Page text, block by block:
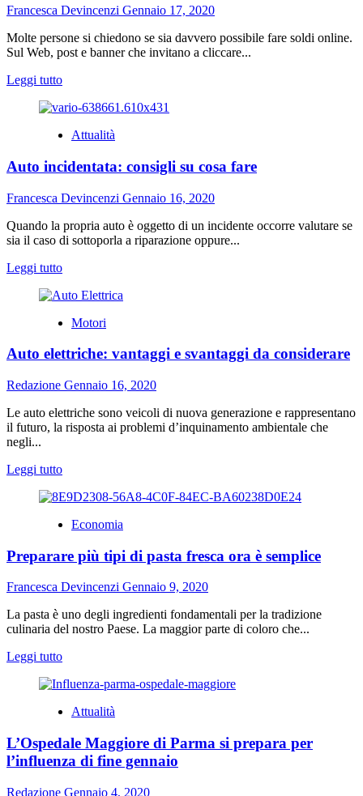
per
cucina
nuova
Francesca Devincenzi Gennaio 17, 2020
Molte persone si chiedono se sia davvero possibile fare soldi online.
Sul Web, post e banner che invitano a cliccare...
Leggi tuttoLeggi
più
Modi
guadagnare
sul
2.0.
Attualità
Auto incidentata: consigli su cosa fare
Francesca Devincenzi Gennaio 16, 2020
Quando la propria auto è oggetto di un incidente occorre valutare se
sia il caso di sottoporla a riparazione oppure...
Leggi tuttoLeggi
più
Auto
consigli
cosa
Motori
Auto elettriche: vantaggi e svantaggi da considerare
Redazione Gennaio 16, 2020
Le auto elettriche sono veicoli di nuova generazione e rappresentano
il futuro, la risposta ai problemi d’inquinamento ambientale che
negli...
Leggi tuttoLeggi
più
Auto
vantaggi
svantaggi
considerare
Economia
Preparare più tipi di pasta fresca ora è semplice
Francesca Devincenzi Gennaio 9, 2020
La pasta è uno degli ingredienti fondamentali per la tradizione
culinaria del nostro Paese. La maggior parte di coloro che...
Leggi tuttoLeggi
più
Preparare
tipi
di
pasta
fresca
Attualità
L’Ospedale Maggiore di Parma si prepara per
l’influenza di fine gennaio
Redazione Gennaio 4, 2020